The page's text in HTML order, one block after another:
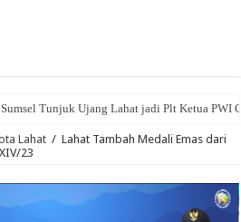
Tunjuk Ujang Lahat jadi Plt Ketua PWI
Lahat / Lahat Tambah Medali Emas dari
23